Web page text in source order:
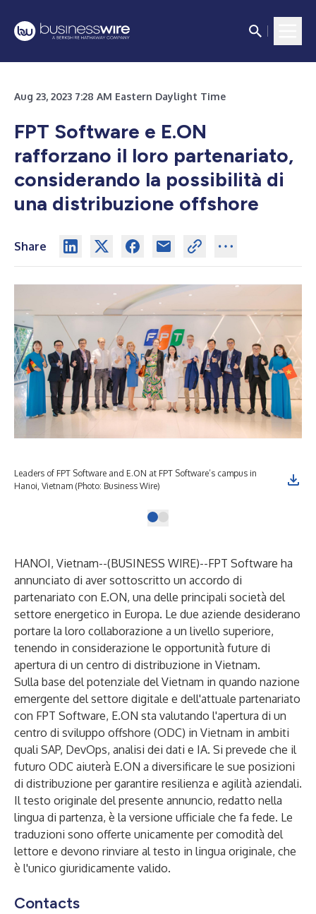
Aug 23, 2023 7:28 AM Eastern Daylight Time
FPT Software e E.ON
rafforzano il loro partenariato,
considerando la possibilità di
una distribuzione offshore
Share
Leaders of FPT Software and E.ON at FPT Software’s campus in
Hanoi, Vietnam (Photo: Business Wire)
HANOI, Vietnam--(BUSINESS WIRE)--FPT Software ha
annunciato di aver sottoscritto un accordo di
partenariato con E.ON, una delle principali società del
settore energetico in Europa. Le due aziende desiderano
portare la loro collaborazione a un livello superiore,
tenendo in considerazione le opportunità future di
apertura di un centro di distribuzione in Vietnam.
Sulla base del potenziale del Vietnam in quando nazione
emergente del settore digitale e dell'attuale partenariato
con FPT Software, E.ON sta valutando l'apertura di un
centro di sviluppo offshore (ODC) in Vietnam in ambiti
quali SAP, DevOps, analisi dei dati e IA. Si prevede che il
futuro ODC aiuterà E.ON a diversificare le sue posizioni
di distribuzione per garantire resilienza e agilità aziendali.
Il testo originale del presente annuncio, redatto nella
lingua di partenza, è la versione ufficiale che fa fede. Le
traduzioni sono offerte unicamente per comodità del
lettore e devono rinviare al testo in lingua originale, che
è l'unico giuridicamente valido.
Contacts